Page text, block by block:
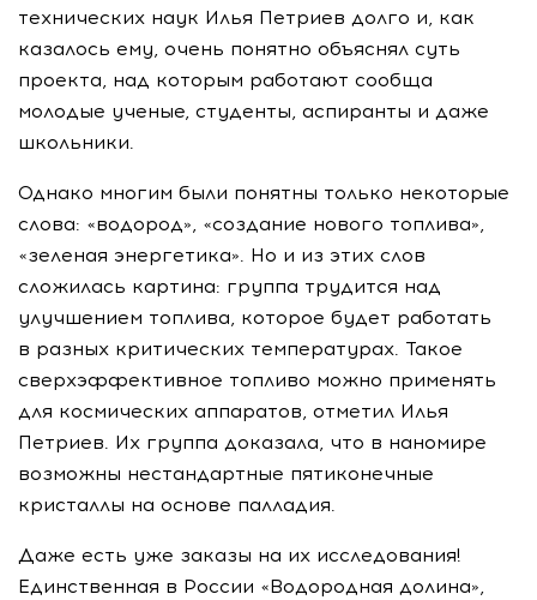
технических наук Илья Петриев долго и, как
казалось ему, очень понятно объяснял суть
проекта, над которым работают сообща
молодые ученые, студенты, аспиранты и даже
школьники.
Однако многим были понятны только некоторые
слова: «водород», «создание нового топлива»,
«зеленая энергетика». Но и из этих слов
сложилась картина: группа трудится над
улучшением топлива, которое будет работать
в разных критических температурах. Такое
сверхэффективное топливо можно применять
для космических аппаратов, отметил Илья
Петриев. Их группа доказала, что в наномире
возможны нестандартные пятиконечные
кристаллы на основе палладия.
Даже есть уже заказы на их исследования!
Единственная в России «Водородная долина»,